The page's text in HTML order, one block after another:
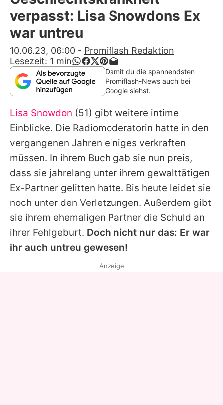
Alle Themen auf Promiflash
App runterladen
Team
Redaktionelle Richtlinien
Impressum
Datenschutzerklärung
Nutzungsbedingungen
Utiq verwalten
verpasst: Lisa Snowdons Ex
war untreu
10.06.23, 06:00 - Promiflash Redaktion
Lesezeit: 1 min
Damit du die spannendsten
Promiflash-News auch bei
Google siehst.
Lisa Snowdon (51) gibt weitere intime
Einblicke. Die Radiomoderatorin hatte in den
vergangenen Jahren einiges verkraften
müssen. In ihrem Buch gab sie nun preis,
dass sie jahrelang unter ihrem gewalttätigen
Ex-Partner gelitten hatte. Bis heute leidet sie
noch unter den Verletzungen. Außerdem gibt
sie ihrem ehemaligen Partner die Schuld an
ihrer Fehlgeburt. Doch nicht nur das: Er war
ihr auch untreu gewesen!
Anzeige